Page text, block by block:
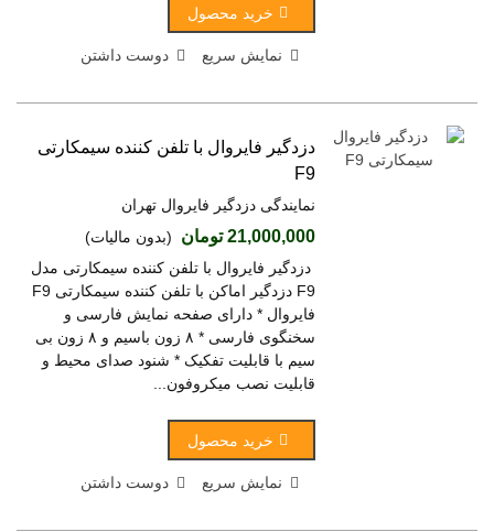
خرید محصول
نمایش سریع دوست داشتن
دزدگیر فایروال با تلفن کننده سیمکارتی
F9
نمایندگی دزدگیر فایروال تهران
21,000,000 تومان
(بدون مالیات)
دزدگیر فایروال با تلفن کننده سیمکارتی مدل
F9 دزدگیر اماکن با تلفن کننده سیمکارتی F9
فایروال * دارای صفحه نمایش فارسی و
سخنگوی فارسی * ۸ زون باسیم و ۸ زون بی
سیم با قابلیت تفکیک * شنود صدای محیط و
قابلیت نصب میکروفون...
خرید محصول
نمایش سریع دوست داشتن